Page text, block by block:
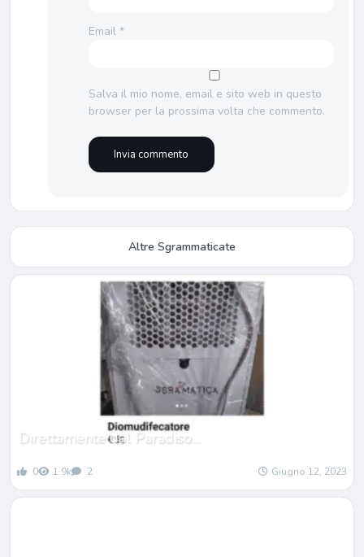
Email *
Salva il mio nome, email e sito web in questo
browser per la prossima volta che commento.
Altre Sgrammaticate
Direttamente dal Paradiso…
0 1.9k 2 Giugno 12, 2023